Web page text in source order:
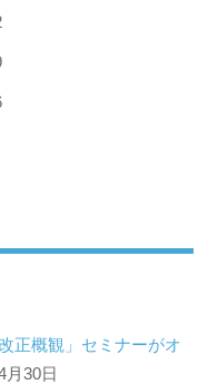
正概観」セミナーがオ
月30日